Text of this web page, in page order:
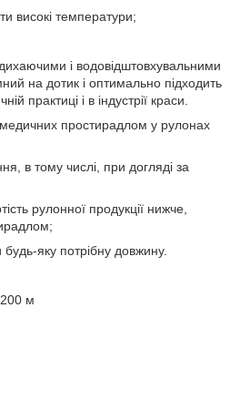
високі температури;
і водовідштовхувальними
на дотик і оптимально підходить
практиці і в індустрії краси.
простирадлом у рулонах
в тому числі, при догляді за
рулонної продукції нижче,
будь-яку потрібну довжину.
м